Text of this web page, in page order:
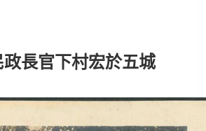
長官下村宏於五城